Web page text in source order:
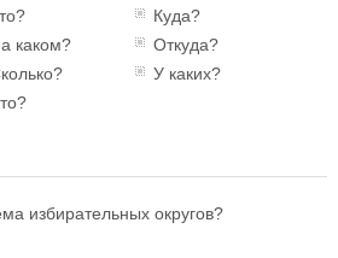
Куда?
каком?
Откуда?
У каких?
избирательных округов?